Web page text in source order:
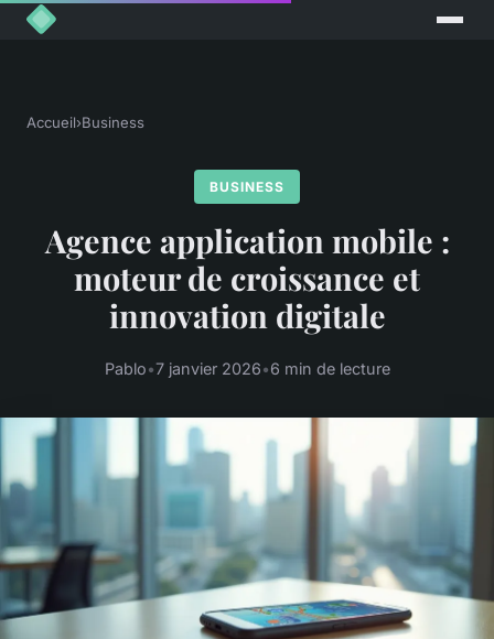
Accueil›Business
BUSINESS
Agence application mobile :
moteur de croissance et
innovation digitale
Pablo•7 janvier 2026•6 min de lecture